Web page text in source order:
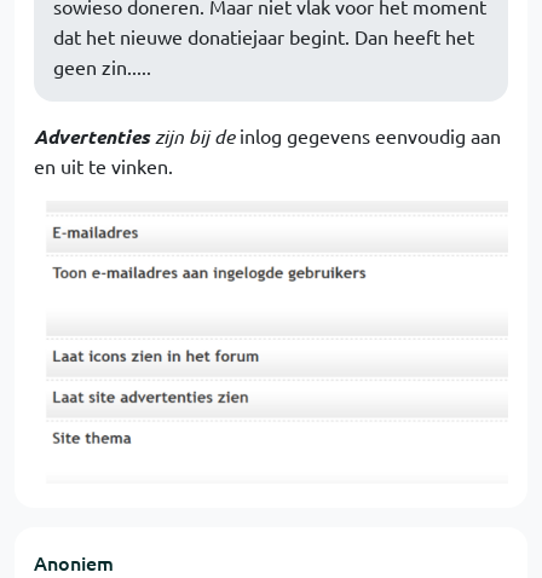
sowieso doneren. Maar niet vlak voor het moment
dat het nieuwe donatiejaar begint. Dan heeft het
geen zin.....
Advertentieszijn bij deinlog gegevens eenvoudig aan
en uit te vinken.
Anoniem